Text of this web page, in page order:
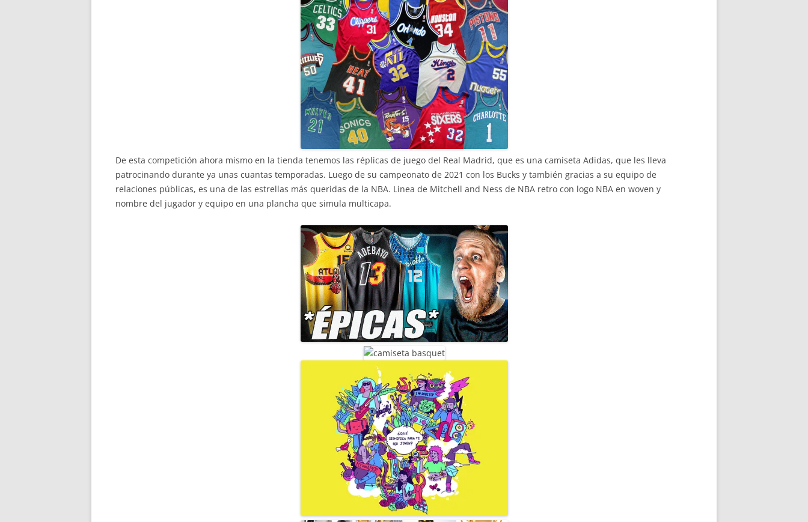
De esta competición ahora mismo en la tienda tenemos las réplicas de juego del Real Madrid, que es una camiseta Adidas, que les lleva
patrocinando durante ya unas cuantas temporadas. Luego de su campeonato de 2021 con los Bucks y también gracias a su equipo de
relaciones públicas, es una de las estrellas más queridas de la NBA. Linea de Mitchell and Ness de NBA retro con logo NBA en woven y
nombre del jugador y equipo en una plancha que simula multicapa.